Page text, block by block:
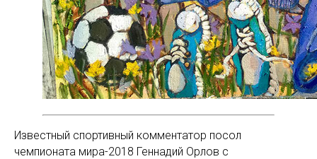
Известный спортивный комментатор посол
чемпионата мира-2018 Геннадий Орлов с